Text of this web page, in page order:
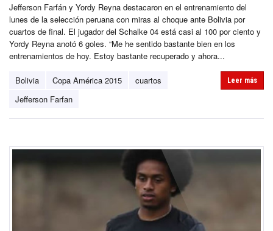
Jefferson Farfán y Yordy Reyna destacaron en el entrenamiento del
lunes de la selección peruana con miras al choque ante Bolivia por
cuartos de final. El jugador del Schalke 04 está casi al 100 por ciento y
Yordy Reyna anotó 6 goles. “Me he sentido bastante bien en los
entrenamientos de hoy. Estoy bastante recuperado y ahora...
Bolivia Copa América 2015
cuartos
Jefferson Farfan
Leer más